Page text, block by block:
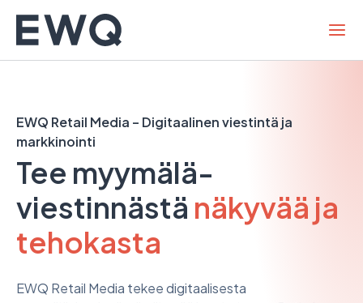
sisältöön
EWQ Retail Media – Digitaalinen viestintä ja
markkinointi
Tee myymälä­
viestinnästä näkyvää ja
tehokasta
EWQ Retail Media tekee digitaalisesta